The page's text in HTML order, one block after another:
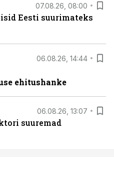
07.08.26, 08:00
Eesti suurimateks
06.08.26, 14:44
ehitushanke
06.08.26, 13:07
suuremad